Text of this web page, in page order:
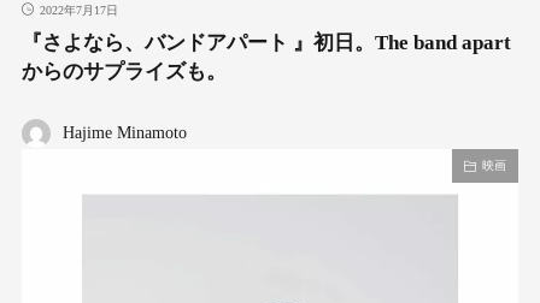
2022年7月17日
『さよなら、バンドアパート 』初日。The band apart
からのサプライズも。
Hajime Minamoto
映画